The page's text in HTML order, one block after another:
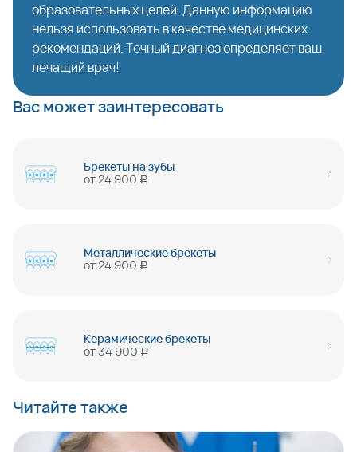
образовательных целей. Данную информацию
нельзя использовать в качестве медицинских
рекомендаций. Точный диагноз определяет ваш
лечащий врач!
Вас может заинтересовать
Брекеты на зубы
от 24 900 руб
Металлические брекеты
от 24 900 руб
Керамические брекеты
от34 900 руб
Читайте также